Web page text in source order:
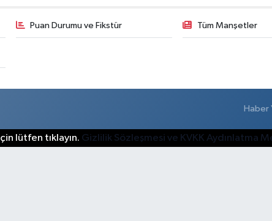
Puan Durumu ve Fikstür Tüm Manşetler
Haber
lütfen tıklayın. Gizlilik Sözleşmesi ve KVKK Aydınlatma